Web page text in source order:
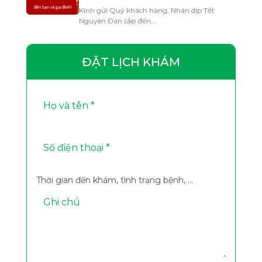
Kính gửi Quý khách hàng, Nhân dịp Tết
Nguyên Đán sắp đến,…
ĐẶT LỊCH KHÁM
Thời gian đến khám, tình trạng bệnh, ...